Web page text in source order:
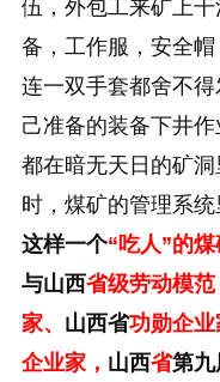
伍，外包工来矿上
备，工作服，安全
连一双手套都舍不
己准备的装备下井
都在暗无天日的矿
时，煤矿的管理系统
这样一个“吃人”的煤
与山西省级劳动模范
家、 山西省功勋企业
企业家， 山西省第九